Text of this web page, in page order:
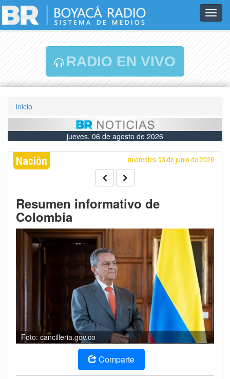
RADIO EN VIVO
Inicio
jueves, 06 de agosto de 2026
Nación miércoles 03 de junio de 2026
Resumen informativo de
Colombia
Foto: cancilleria.gov.co
Comparte